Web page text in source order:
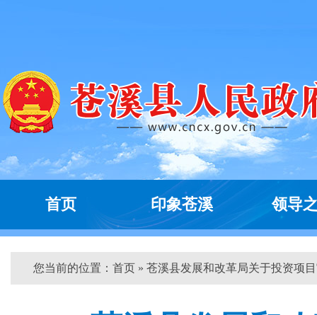
首页 印象苍溪 领导
您当前的位置： 首页 » 苍溪县发展和改革局关于投资项